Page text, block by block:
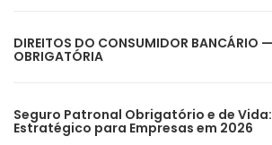
DIREITOS DO CONSUMIDOR BANCÁRIO
OBRIGATÓRIA
Seguro Patronal Obrigatório e de Vida:
Estratégico para Empresas em 2026